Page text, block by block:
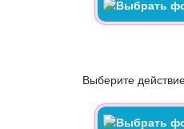
Выберите